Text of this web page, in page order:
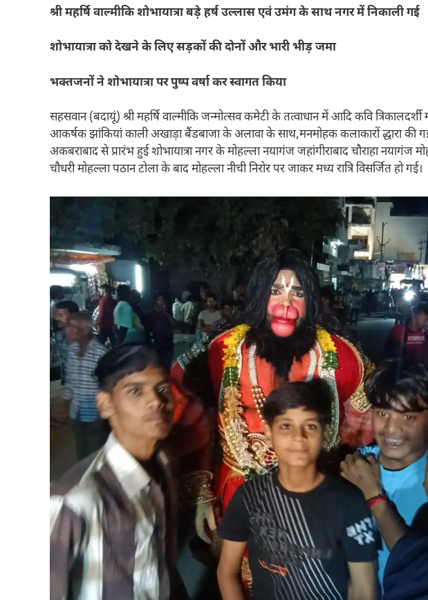
श्री महर्षि वाल्मीकि शोभायात्रा बड़े हर्ष उल्लास एवं उमंग के साथ नगर में निकाली गई
शोभायात्रा को देखने के लिए सड़कों की दोनों और भारी भीड़ जमा
भक्तजनों ने शोभायात्रा पर पुष्प वर्षा कर स्वागत किया
सहसवान (बदायूं) श्री महर्षि वाल्मीकि जन्मोत्सव कमेटी के तत्वाधान में आदि कवि त्रिकालदर्शी
आकर्षक झांकियां काली अखाड़ा बैंडबाजा के अलावा के साथ,मनमोहक कलाकारों द्धारा
अकबराबाद से प्रारंभ हुई शोभायात्रा नगर के मोहल्ला नयागंज जहांगीराबाद चौराहा नयागंज
चौधरी मोहल्ला पठान टोला के बाद मोहल्ला नीची निरोर पर जाकर मध्य रात्रि विसर्जित हो गई।